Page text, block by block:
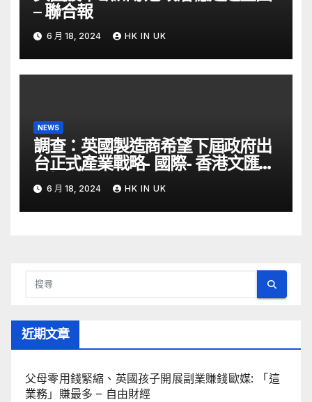
– 聯合報
6 月 18, 2024 HK IN UK
NEWS
調查：英國製造商希望下屆政府出
台正式產業戰略- 國際- 香港文匯網
– 文匯報
6 月 18, 2024 HK IN UK
近期文章
父母零用錢緊縮、英國孩子開展副業賺錢歐媒: 「這
業務」賺最多 – 自由財經